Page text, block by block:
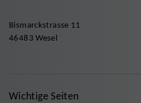
Bismarckstrasse 11
46483 Wesel
Wichtige Seiten